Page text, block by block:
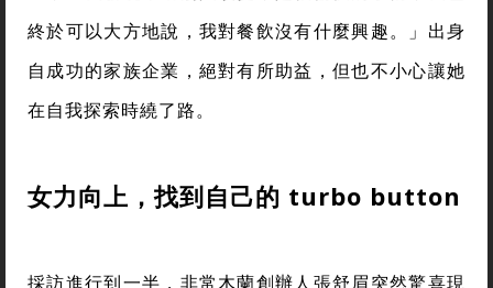
終於可以大方地說，我對餐飲沒有什麼興趣。」出身
自成功的家族企業，絕對有所助益，但也不小心讓她
在自我探索時繞了路。
女力向上，找到自己的 turbo button
採訪進行到一半，非常木蘭創辦人張舒眉突然驚喜現